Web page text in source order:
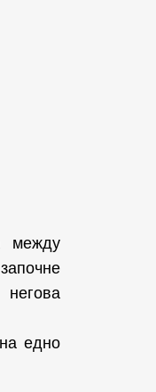
между
едно